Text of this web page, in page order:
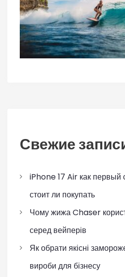
Свежие
iPhone 17 Air как
стоит ли покупать
Чому жижа Chaser
серед вейперів
Як обрати якісні
вироби для бізнесу